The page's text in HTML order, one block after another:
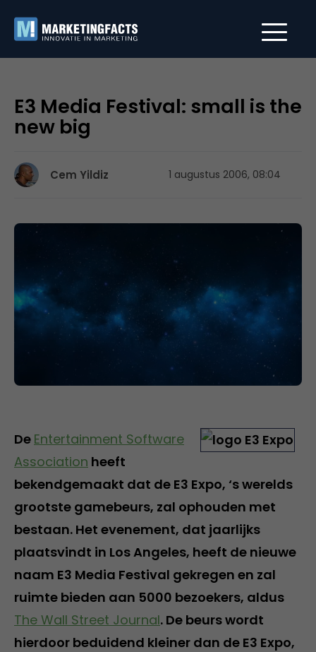
E3 Media Festival: small is the
new big
Cem Yildiz 1 augustus 2006, 08:04
De Entertainment Software
Association heeft
bekendgemaakt dat de E3 Expo, ‘s werelds
grootste gamebeurs, zal ophouden met
bestaan. Het evenement, dat jaarlijks
plaatsvindt in Los Angeles, heeft de nieuwe
naam E3 Media Festival gekregen en zal
ruimte bieden aan 5000 bezoekers, aldus
The Wall Street Journal. De beurs wordt
hierdoor beduidend kleiner dan de E3 Expo,